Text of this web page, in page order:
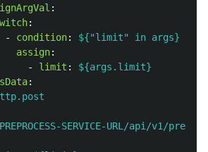
:
:
-
condition:
${"limit" in args}
assign:
-
limit :
${args.limit}
:
PREPROCESS-SERVICE-URL/api/v1/